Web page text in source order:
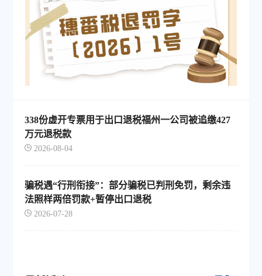
338份虚开专票用于出口退税福州一公司被追缴427
万元退税款
2026-08-04
骗税遇“行刑衔接”：部分骗税已判刑免罚，剩余违
法照样两倍罚款+暂停出口退税
2026-07-28